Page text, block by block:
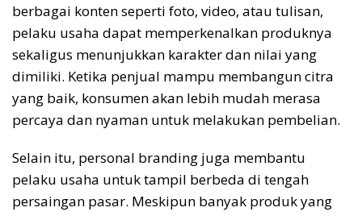
berbagai konten seperti foto, video, atau tulisan,
pelaku usaha dapat memperkenalkan produknya
sekaligus menunjukkan karakter dan nilai yang
dimiliki. Ketika penjual mampu membangun citra
yang baik, konsumen akan lebih mudah merasa
percaya dan nyaman untuk melakukan pembelian.
Selain itu, personal branding juga membantu
pelaku usaha untuk tampil berbeda di tengah
persaingan pasar. Meskipun banyak produk yang